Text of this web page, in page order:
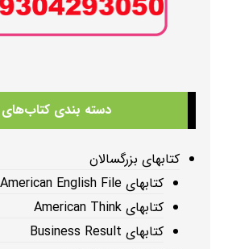
دسته بندی کتاب‌های
کتابهای بزرگسالان
کتابهای American English File
کتابهای American Think
کتابهای Business Result